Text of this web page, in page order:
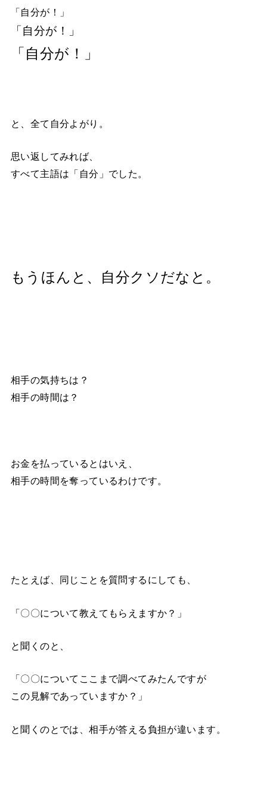
「自分が！」
「自分が！」
「自分が！」
と、全て自分よがり。
思い返してみれば、
すべて主語は「自分」でした。
もうほんと、自分クソだなと。
相手の気持ちは？
相手の時間は？
お金を払っているとはいえ、
相手の時間を奪っているわけです。
たとえば、同じことを質問するにしても、
「〇〇について教えてもらえますか？」
と聞くのと、
「〇〇についてここまで調べてみたんですが
この見解であっていますか？」
と聞くのとでは、相手が答える負担が違います。